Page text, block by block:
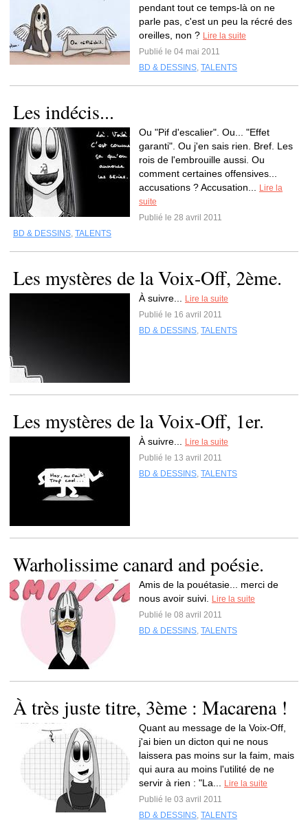
pendant tout ce temps-là on ne
parle pas, c'est un peu la récré des
oreilles, non ? Lire la suite
Publié le 04 mai 2011
BD & DESSINS, TALENTS
Les indécis...
Ou "Pif d'escalier". Ou... "Effet
garanti". Ou j'en sais rien. Bref. Les
rois de l'embrouille aussi. Ou
comment certaines offensives...
accusations ? Accusation...
Lire la
suite
Publié le 28 avril 2011
BD & DESSINS, TALENTS
Les mystères de la Voix-Off, 2ème.
À suivre...
Lire la suite
Publié le 16 avril 2011
BD & DESSINS, TALENTS
Les mystères de la Voix-Off, 1er.
À suivre...
Lire la suite
Publié le 13 avril 2011
BD & DESSINS, TALENTS
Warholissime canard and poésie.
Amis de la pouétasie... merci de
nous avoir suivi.
Lire la suite
Publié le 08 avril 2011
BD & DESSINS, TALENTS
À très juste titre, 3ème : Macarena !
Quant au message de la Voix-Off,
j'ai bien un dicton qui ne nous
laissera pas moins sur la faim, mais
qui aura au moins l'utilité de ne
servir à rien : "La...
Lire la suite
Publié le 03 avril 2011
BD & DESSINS, TALENTS